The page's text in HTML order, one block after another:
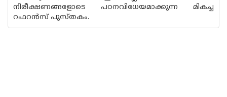
നിരീക്ഷണങ്ങളോടെ പഠനവിധേയമാക്കുന്ന മികച്ച
റഫറന്‍സ് പുസ്തകം.